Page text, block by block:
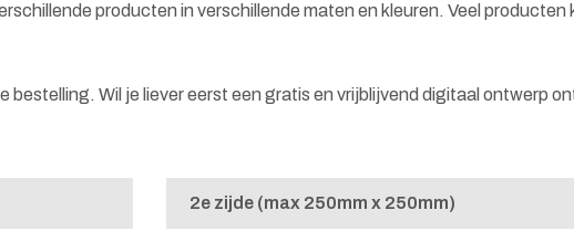
producten in verschillende maten en kleuren. Veel
bestelling. Wil je liever eerst een gratis en vrijblijvend digitaal ontwerp
2e zijde (max 250mm x 250mm)